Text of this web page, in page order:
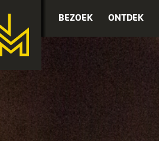
BEZOEK ONTDEK